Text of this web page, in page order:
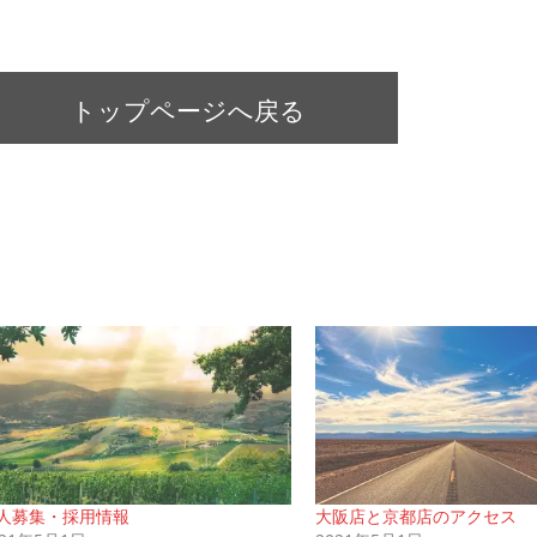
トップページへ戻る
募集・採用情報
大阪店と京都店のアクセス